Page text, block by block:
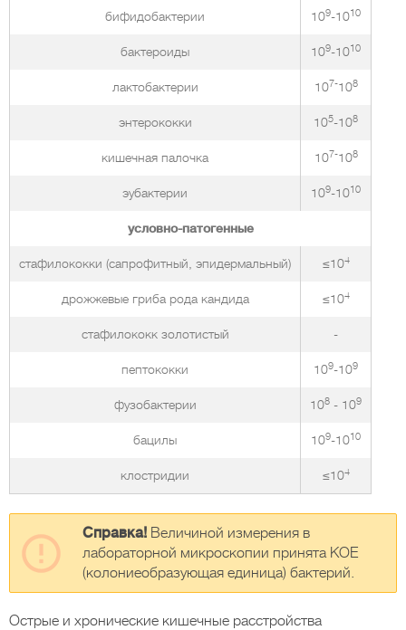
бифидобактерии 109-1010
бактероиды 109-1010
лактобактерии 107-108
энтерококки 105-108
кишечная палочка 107-108
эубактерии 109-1010
условно-патогенные
стафилококки (сапрофитный, эпидермальный) ≤104
дрожжевые гриба рода кандида ≤104
стафилококк золотистый -
пептококки 109-109
фузобактерии 108 - 109
бацилы 109-1010
клостридии ≤104
Справка! Величиной измерения в
лабораторной микроскопии принята КОЕ
(колониеобразующая единица) бактерий.
Острые и хронические кишечные расстройства